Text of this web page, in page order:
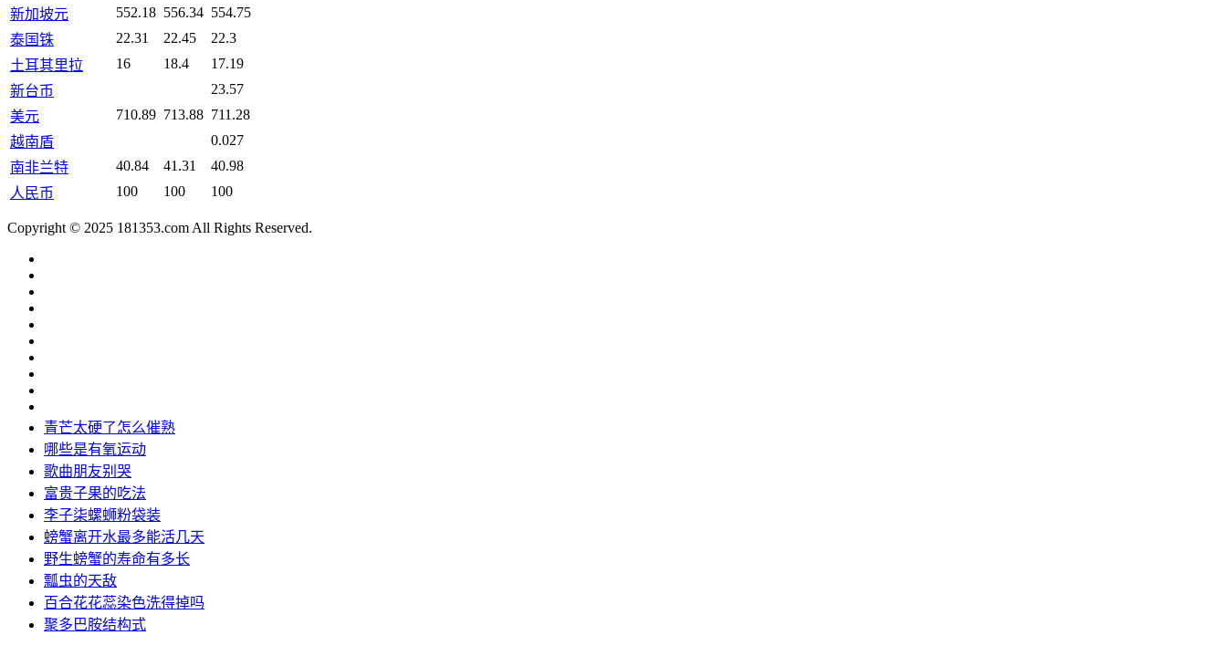
新加坡元
552.18 556.34 554.75
泰国铢
22.31 22.45
22.3
土耳其里拉
16 18.4
17.19
新台币
23.57
美元
710.89 713.88 711.28
越南盾
0.027
南非兰特
40.84 41.31
40.98
人民币
100 100 100
Copyright © 2025 181353.com All Rights Reserved.
青芒太硬了怎么催熟
哪些是有氧运动
歌曲朋友别哭
富贵子果的吃法
李子柒螺蛳粉袋装
螃蟹离开水最多能活几天
野生螃蟹的寿命有多长
瓢虫的天敌
百合花花蕊染色洗得掉吗
聚多巴胺结构式